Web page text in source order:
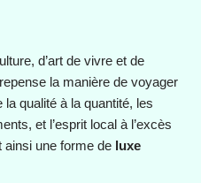
d’art de vivre et de
la manière de voyager
qualité à la quantité, les
et l’esprit local à l’excès
ainsi une forme de luxe